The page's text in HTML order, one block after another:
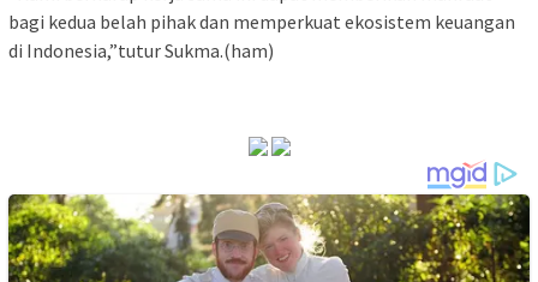
bagi kedua belah pihak dan memperkuat ekosistem keuangan
di Indonesia,”tutur Sukma.(ham)